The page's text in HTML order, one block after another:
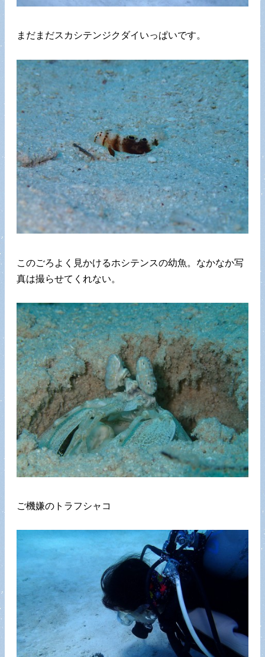
まだまだスカシテンジクダイいっぱいです。
このごろよく見かけるホシテンスの幼魚。なかなか写
真は撮らせてくれない。
ご機嫌のトラフシャコ